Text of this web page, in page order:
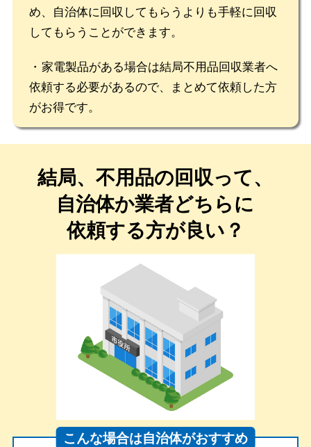
め、自治体に回収してもらうよりも手軽に回収
してもらうことができます。
家電製品がある場合は結局不用品回収業者へ
依頼する必要があるので、まとめて依頼した方
がお得です。
結局、不用品の回収って、
自治体か業者どちらに
依頼する方が良い？
こんな場合は自治体がおすすめ